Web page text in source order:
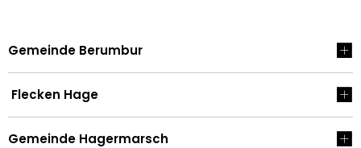
Gemeinde Berumbur
Flecken Hage
Gemeinde Hagermarsch